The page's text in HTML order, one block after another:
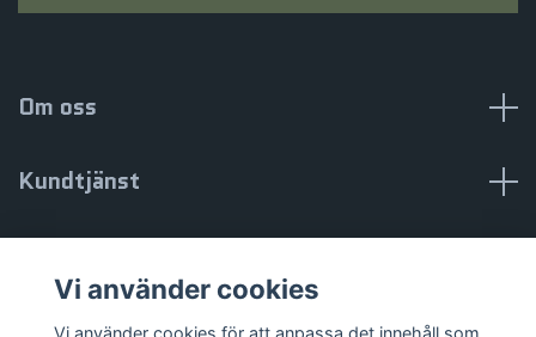
Om oss
Kundtjänst
Sociala medier
Vi använder cookies
Vi använder cookies för att anpassa det innehåll som